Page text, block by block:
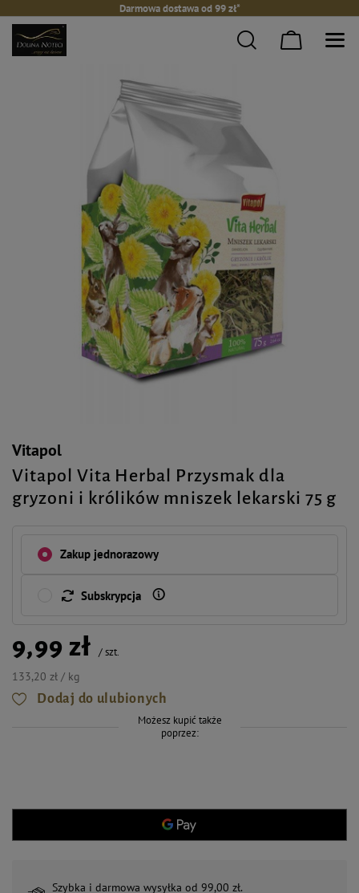
Darmowa dostawa od 99 zł*
Vitapol
Vitapol Vita Herbal Przysmak dla
gryzoni i królików mniszek lekarski 75 g
Zakup jednorazowy
Subskrypcja
9,99 zł /szt.
133,20 zł / kg
Dodaj do ulubionych
Możesz kupić także
poprzez:
Szybka i darmowa wysyłka od 99,00 zł.